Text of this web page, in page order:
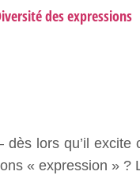
des expressions
dès lors qu’il
« expression » ?